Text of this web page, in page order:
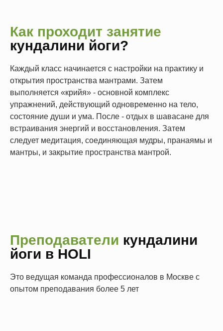
Как проходит занятие
кундалини йоги?
Каждый класс начинается с настройки на практику и
открытия пространства мантрами. Затем
выполняется «крийя» - основной комплекс
упражнений, действующий одновременно на тело,
состояние души и ума. После - отдых в шавасане для
встраивания энергий и восстановления. Затем
следует медитация, соединяющая мудры, пранаямы и
мантры, и закрытие пространства мантрой.
Преподаватели кундалини
йоги в HOLI
Это ведущая команда профессионалов в Москве с
опытом преподавания более 5 лет